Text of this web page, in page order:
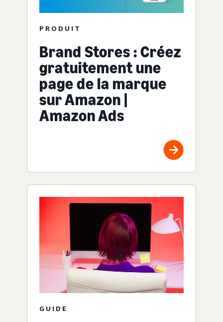
PRODUIT
Brand Stores : Créez
gratuitement une
page de la marque
sur Amazon |
Amazon Ads
GUIDE